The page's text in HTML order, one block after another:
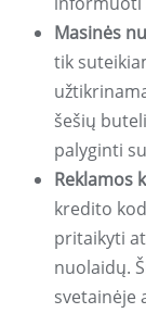
Masinės
tik
šešių
palyginti
Reklamos
kredito
pritaikyti
nuolaidų.
svetainėje